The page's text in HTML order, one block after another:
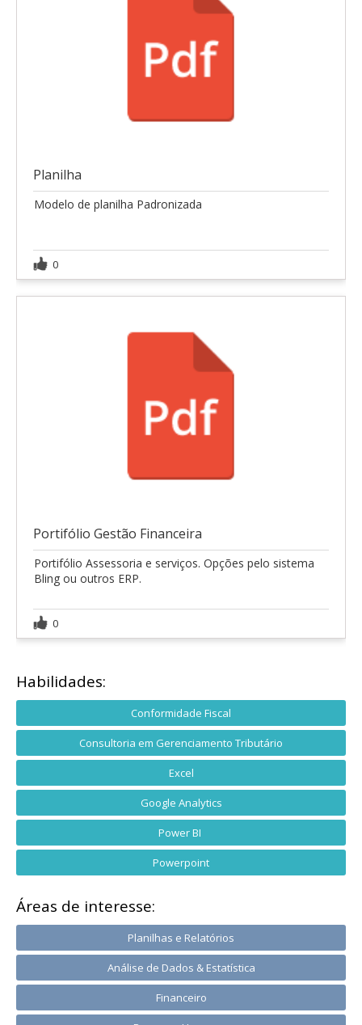
Planilha
Modelo de planilha Padronizada
0
Portifólio Gestão Financeira
Portifólio Assessoria e serviços. Opções pelo sistema
Bling ou outros ERP.
0
Habilidades:
Conformidade Fiscal
Consultoria em Gerenciamento Tributário
Excel
Google Analytics
Power BI
Powerpoint
Áreas de interesse:
Planilhas e Relatórios
Análise de Dados & Estatística
Financeiro